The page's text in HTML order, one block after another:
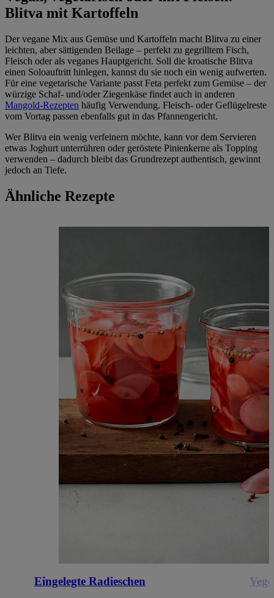
Blitva mit Kartoffeln
Der vegane Mix aus Gemüse und Kartoffeln macht Blitva zu einer
leichten, aber sättigenden Beilage – perfekt zu gegrilltem Fisch,
Fleisch oder als veganes Hauptgericht. Soll die kroatische Blitva
einen Soloauftritt hinlegen, kannst du sie noch ein wenig aufwerten.
Für eine vegetarische Variante passt Feta perfekt zum Gemüse – der
würzige Schaf- und/oder Ziegenkäse findet auch in anderen
Mangold-Rezepten häufig Verwendung. Fleisch- oder Geflügelreste
vom Vortag passen ebenfalls gut in das Pfannengericht.
Wer Blitva ein wenig verfeinern möchte, kann vor dem Servieren
etwas Joghurt unterrühren oder geröstete Pinienkerne als Topping
verwenden – dadurch bleibt das Grundrezept authentisch, gewinnt
jedoch an Tiefe.
Ähnliche Rezepte
Eingelegte Radieschen